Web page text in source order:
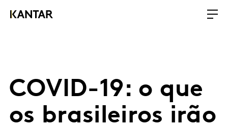
COVID-19: o que
os brasileiros irão